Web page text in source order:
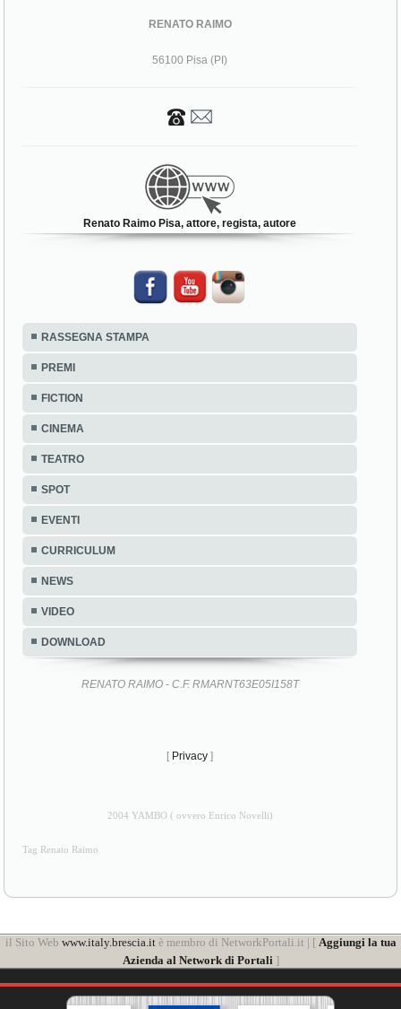
RENATO RAIMO
56100 Pisa (PI)
Renato Raimo Pisa, attore, regista, autore
RASSEGNA STAMPA
PREMI
FICTION
CINEMA
TEATRO
SPOT
EVENTI
CURRICULUM
NEWS
VIDEO
DOWNLOAD
RENATO RAIMO - C.F. RMARNT63E05I158T
[ Privacy ]
2004 YAMBO ( ovvero Enrico Novelli)
Tag Renato Raimo
il Sito Web www.italy.brescia.itè membro di NetworkPortali.it | [ Aggiungi la tua
Azienda al Network di Portali]